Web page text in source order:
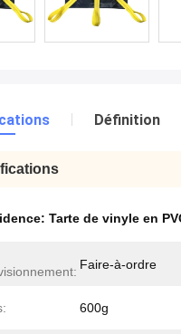
Définition
Tarte de vinyle en
Faire-à-ordre
600g